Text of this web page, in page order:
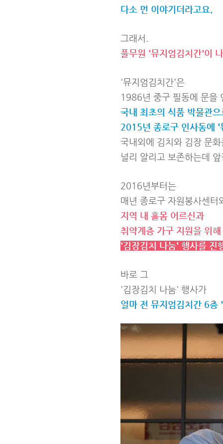
다소 먼 이야기더라고요.
그래서.
풀무원 '뮤지엄김치간'이
'뮤지엄김치간'은
1986년 중구 필동에 문을
국내 최초의 식품 박물관
2015년 종로구 인사동에 '
국내외에 김치와 김장 문화
널리 알리고 보존하는데
2016년부터는
매년 종로구 자원봉사센터
지역 내 홀몸 어르신과
취약계층 가구 지원을 위해
'김장김치 나눔' 행사를 진
바로 그
'김장김치 나눔' 행사가
얼마 전 뮤지엄김치간 6